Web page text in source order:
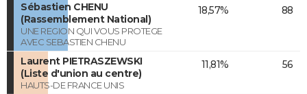
Sébastien CHENU
(Rassemblement National)
UNE REGION QUI VOUS PROTEGE
AVEC SEBASTIEN CHENU
18,57% 88
Laurent PIETRASZEWSKI
(Liste d'union au centre)
HAUTS-DE FRANCE UNIS
11,81% 56